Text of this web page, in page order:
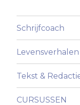
Schrijfcoach
Levensverhalen
Tekst &
CURSUSSEN